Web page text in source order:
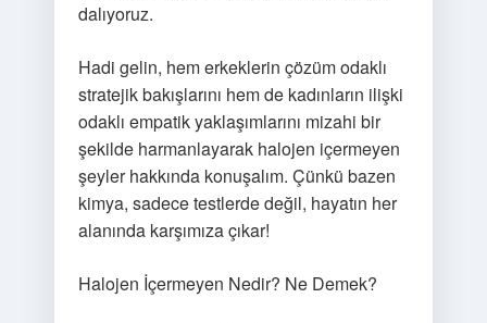
dalıyoruz.
Hadi gelin, hem erkeklerin çözüm odaklı
stratejik bakışlarını hem de kadınların ilişki
odaklı empatik yaklaşımlarını mizahi bir
şekilde harmanlayarak halojen içermeyen
şeyler hakkında konuşalım. Çünkü bazen
kimya, sadece testlerde değil, hayatın her
alanında karşımıza çıkar!
Halojen İçermeyen Nedir? Ne Demek?